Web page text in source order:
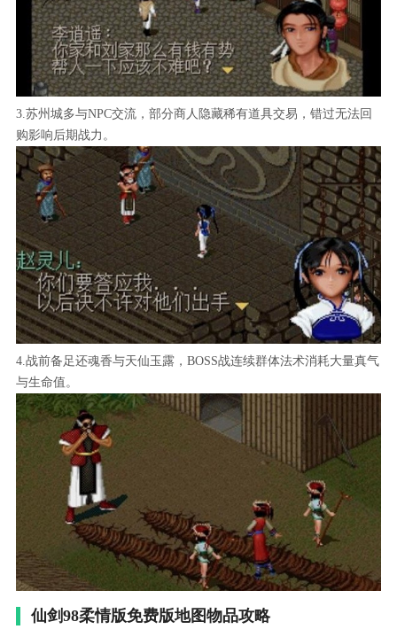
3.苏州城多与NPC交流，部分商人隐藏稀有道具交易，错过无法回
购影响后期战力。
4.战前备足还魂香与天仙玉露，BOSS战连续群体法术消耗大量真气
与生命值。
仙剑98柔情版免费版地图物品攻略